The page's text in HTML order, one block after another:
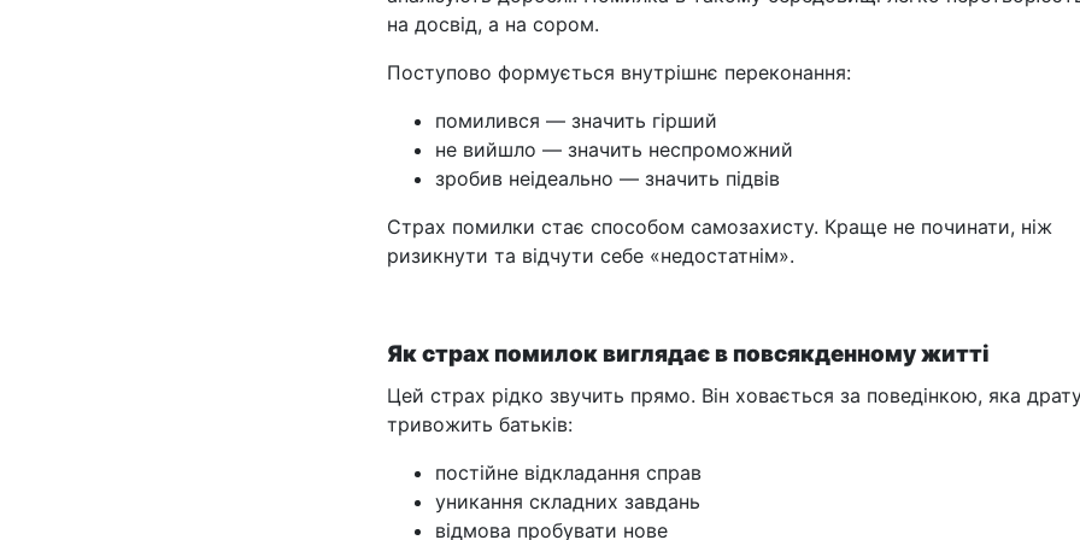
на досвід, а на сором.
Поступово формується внутрішнє переконання:
помилився — значить гірший
не вийшло — значить неспроможний
зробив неідеально — значить підвів
Страх помилки стає способом самозахисту. Краще не починати, ніж
ризикнути та відчути себе «недостатнім».
Як страх помилок виглядає в повсякденному житті
Цей страх рідко звучить прямо. Він ховається за поведінкою, яка
тривожить батьків:
постійне відкладання справ
уникання складних завдань
відмова пробувати нове